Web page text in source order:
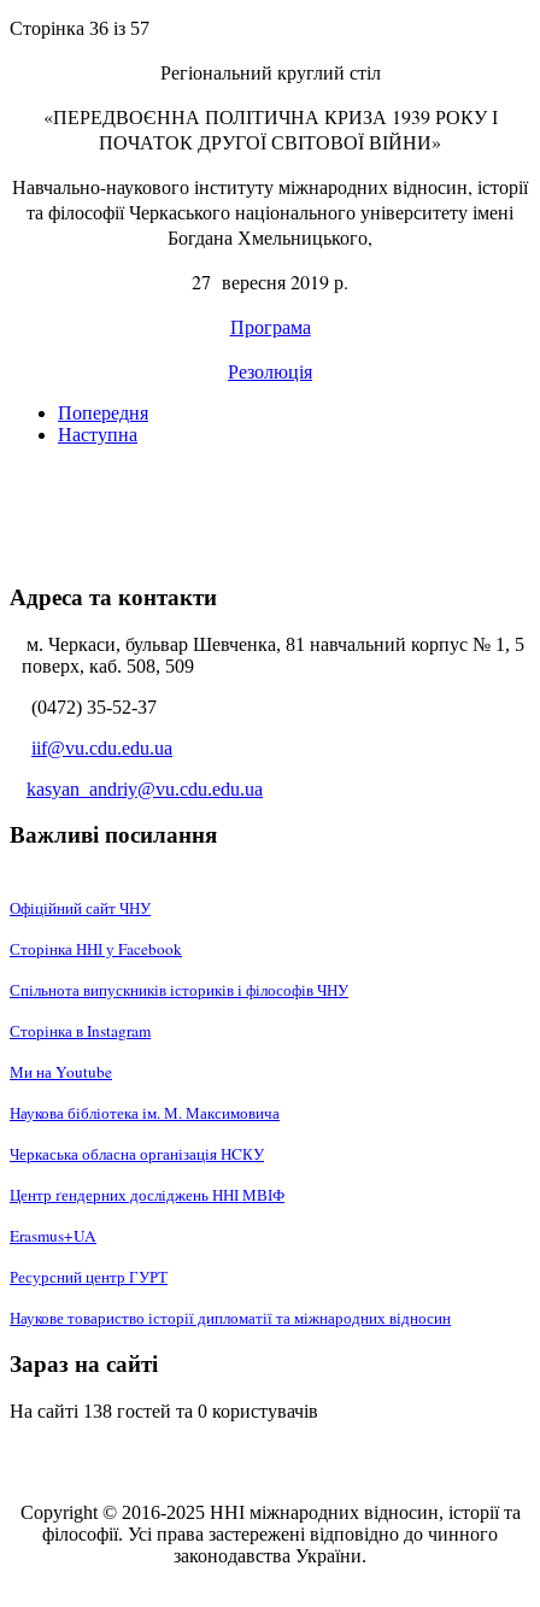
Сторінка 36 із 57
Регіональний круглий стіл
«ПЕРЕДВОЄННА ПОЛІТИЧНА КРИЗА 1939 РОКУ І
ПОЧАТОК ДРУГОЇ СВІТОВОЇ ВІЙНИ»
Навчально-наукового інституту міжнародних відносин, історії
та філософії Черкаського національного університету імені
Богдана Хмельницького,
27 вересня 2019 р.
Програма
Резолюція
Попередня
Наступна
Адреса та контакти
м. Черкаси, бульвар Шевченка, 81 навчальний корпус № 1, 5
поверх, каб. 508, 509
(0472) 35-52-37
iif@vu.cdu.edu.ua
kasyan_andriy@vu.cdu.edu.ua
Важливі посилання
Офіційний сайт ЧНУ
Сторінка ННІ у Facebook
Спільнота випускників істориків і філософів ЧНУ
Сторінка в Instagram
Ми на Youtube
Наукова бібліотека ім. М. Максимовича
Черкаська обласна організація НCКУ
Центр ґендерних досліджень ННІ МВІФ
Erasmus+UA
Ресурсний центр ГУРТ
Наукове товариство історії дипломатії та міжнародних відносин
Зараз на сайті
На сайті 138 гостей та 0 користувачів
Copyright © 2016-2025 ННІ міжнародних відносин, історії та
філософії. Усі права застережені відповідно до чинного
законодавства України.